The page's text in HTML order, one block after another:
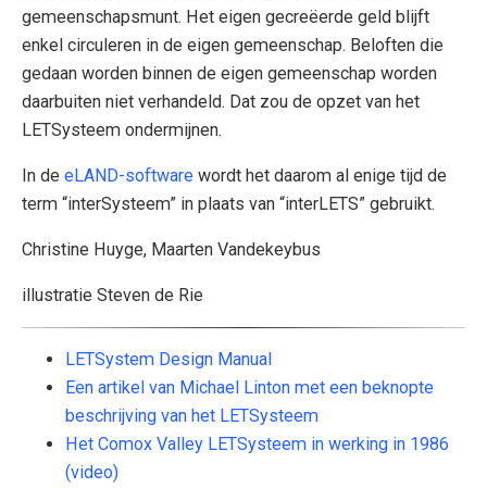
gemeenschapsmunt. Het eigen gecreëerde geld blijft
enkel circuleren in de eigen gemeenschap. Beloften die
gedaan worden binnen de eigen gemeenschap worden
daarbuiten niet verhandeld. Dat zou de opzet van het
LETSysteem ondermijnen.
In de eLAND-software wordt het daarom al enige tijd de
term “interSysteem” in plaats van “interLETS” gebruikt.
Christine Huyge, Maarten Vandekeybus
illustratie Steven de Rie
LETSystem Design Manual
Een artikel van Michael Linton met een beknopte
beschrijving van het LETSysteem
Het Comox Valley LETSysteem in werking in 1986
(video)